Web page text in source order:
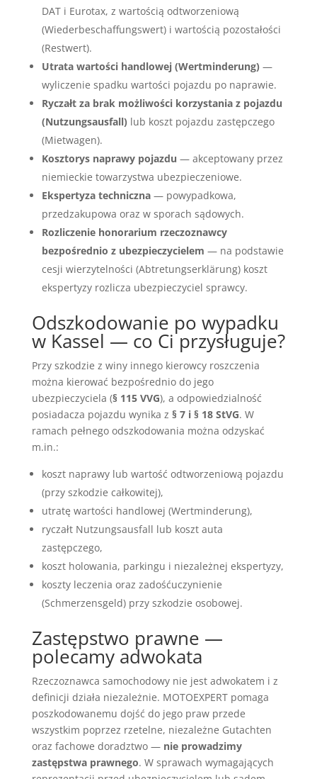
DAT i Eurotax, z wartością odtworzeniową
(Wiederbeschaffungswert) i wartością pozostałości
(Restwert).
Utrata wartości handlowej (Wertminderung) —
wyliczenie spadku wartości pojazdu po naprawie.
Ryczałt za brak możliwości korzystania z pojazdu
(Nutzungsausfall) lub koszt pojazdu zastępczego
(Mietwagen).
Kosztorys naprawy pojazdu — akceptowany przez
niemieckie towarzystwa ubezpieczeniowe.
Ekspertyza techniczna— powypadkowa,
przedzakupowa oraz w sporach sądowych.
Rozliczenie honorarium rzeczoznawcy
bezpośrednio z ubezpieczycielem — na podstawie
cesji wierzytelności (Abtretungserklärung) koszt
ekspertyzy rozlicza ubezpieczyciel sprawcy.
Odszkodowanie po wypadku
w Kassel — co Ci przysługuje?
Przy szkodzie z winy innego kierowcy roszczenia
można kierować bezpośrednio do jego
ubezpieczyciela (§ 115 VVG), a odpowiedzialność
posiadacza pojazdu wynika z § 7 i § 18 StVG. W
ramach pełnego odszkodowania można odzyskać
m.in.:
koszt naprawy lub wartość odtworzeniową pojazdu
(przy szkodzie całkowitej),
utratę wartości handlowej (Wertminderung),
ryczałt Nutzungsausfall lub koszt auta
zastępczego,
koszt holowania, parkingu i niezależnej ekspertyzy,
koszty leczenia oraz zadośćuczynienie
(Schmerzensgeld) przy szkodzie osobowej.
Zastępstwo prawne —
polecamy adwokata
Rzeczoznawca samochodowy nie jest adwokatem i z
definicji działa niezależnie. MOTOEXPERT pomaga
poszkodowanemu dojść do jego praw przede
wszystkim poprzez rzetelne, niezależne Gutachten
oraz fachowe doradztwo — nie prowadzimy
zastępstwa prawnego. W sprawach wymagających